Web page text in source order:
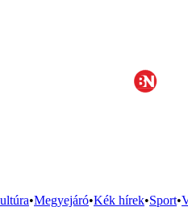
•Megyejáró•Kék hírek•Sport•